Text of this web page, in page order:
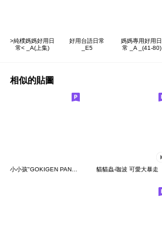
>純樸媽媽好用日
常< _A(上集)
好用台語日常
_E5
媽媽專用好用日
常 _A _(41-80)
相似的貼圖
小小孩"GOKIGEN PANDA" 台灣版 貓貓蟲-咖波 可愛大暴走